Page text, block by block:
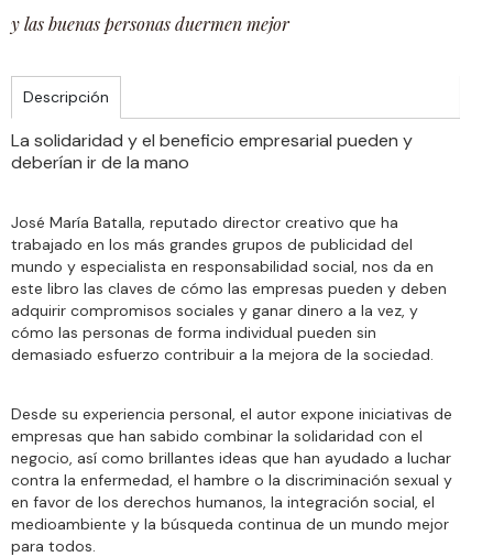
y las buenas personas duermen mejor
Descripción
La solidaridad y el beneficio empresarial pueden y
deberían ir de la mano
José María Batalla, reputado director creativo que ha
trabajado en los más grandes grupos de publicidad del
mundo y especialista en responsabilidad social, nos da en
este libro las claves de cómo las empresas pueden y deben
adquirir compromisos sociales y ganar dinero a la vez, y
cómo las personas de forma individual pueden sin
demasiado esfuerzo contribuir a la mejora de la sociedad.
Desde su experiencia personal, el autor expone iniciativas de
empresas que han sabido combinar la solidaridad con el
negocio, así como brillantes ideas que han ayudado a luchar
contra la enfermedad, el hambre o la discriminación sexual y
en favor de los derechos humanos, la integración social, el
medioambiente y la búsqueda continua de un mundo mejor
para todos.